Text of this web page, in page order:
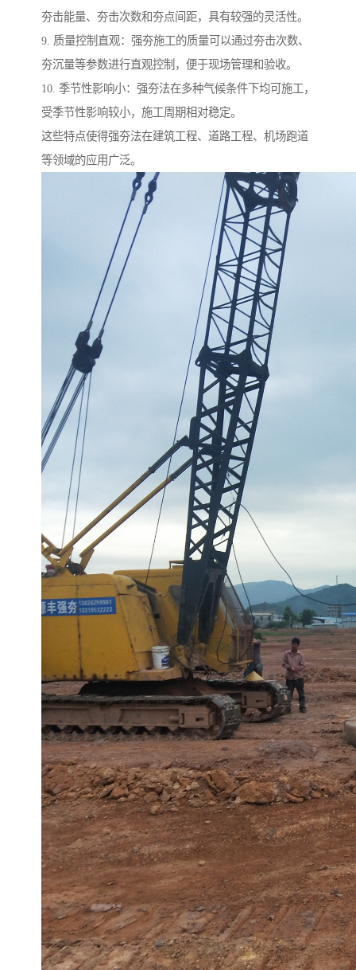
夯击能量、夯击次数和夯点间距，具有较强的灵活性。
9. 质量控制直观：强夯施工的质量可以通过夯击次数、
夯沉量等参数进行直观控制，便于现场管理和验收。
10. 季节性影响小：强夯法在多种气候条件下均可施工，
受季节性影响较小，施工周期相对稳定。
这些特点使得强夯法在建筑工程、道路工程、机场跑道
等领域的应用广泛。